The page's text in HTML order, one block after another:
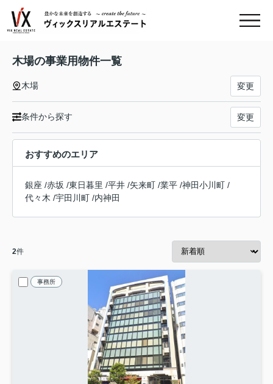
木場の事業用物件一覧
木場 変更
条件から探す 変更
おすすめのエリア
銀座 /赤坂 /東日暮里 /平井 /矢来町 /業平 /神田小川町 /
代々木 /宇田川町 /内神田
2件
事務所